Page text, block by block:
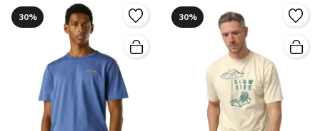
30% 30%